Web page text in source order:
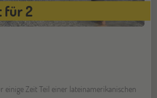
JuBi
für 2
einige Zeit Teil einer lateinamerikanischen